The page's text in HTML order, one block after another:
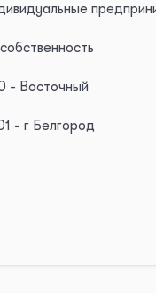
- Восточный
- г Белгород